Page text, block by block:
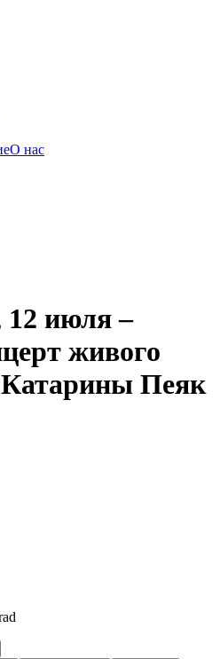
О нас
июля –
живого
Пеяк